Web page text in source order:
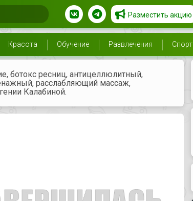
Разместить акцию
Красота Обучение Развлечения Спорт
ботокс ресниц, антицеллюлитный,
расслабляющий массаж,
Калабиной.